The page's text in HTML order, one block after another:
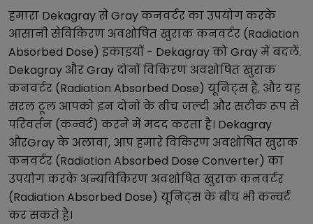
हमारा DekagrayसेGrayकनवर्टर का उपयोग करके
आसानी सेविकिरण अवशोषित खुराक कनवर्टर (Radiation
Absorbed Dose) इकाइयों - DekagrayकोGrayमें बदलें.
Dekagray औरGrayदोनोंविकिरण अवशोषित खुराक
कनवर्टर (Radiation Absorbed Dose) यूनिट्स हैं, और यह
सरल टूल आपको इन दोनों के बीच जल्दी और सटीक रूप से
परिवर्तन (कन्वर्ट) करने में मदद करता है। Dekagray
औरGrayके अलावा, आप हमारेविकिरण अवशोषित खुराक
कनवर्टर (Radiation Absorbed Dose Converter) का
उपयोग करके अन्यविकिरण अवशोषित खुराक कनवर्टर
(Radiation Absorbed Dose) यूनिट्स के बीच भी कन्वर्ट
कर सकते हैं।